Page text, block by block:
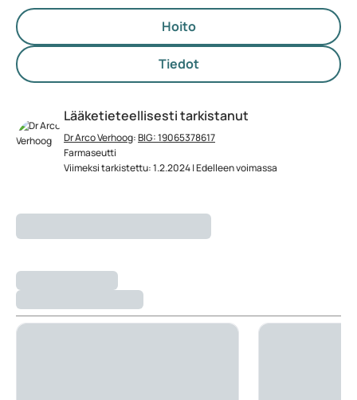
Hoito
Tiedot
Lääketieteellisesti tarkistanut
Dr Arco Verhoog:BIG: 19065378617
Farmaseutti
Viimeksi tarkistettu: 1.2.2024 | Edelleen voimassa